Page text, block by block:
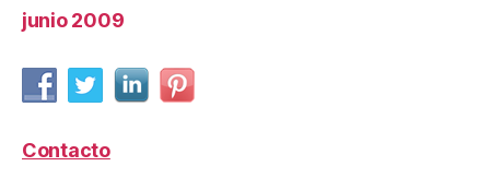
junio 2009
Contacto